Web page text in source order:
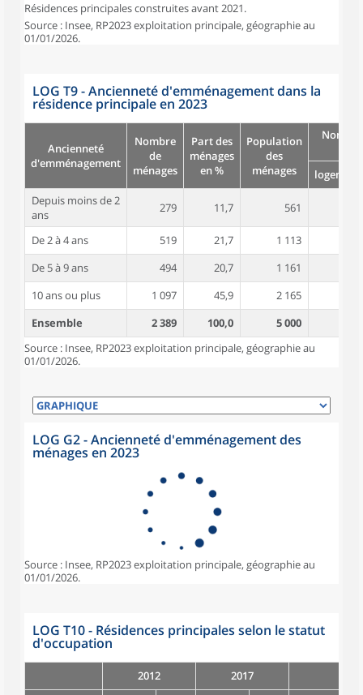
Résidences principales construites avant 2021.
Source : Insee, RP2023 exploitation principale, géographie au
01/01/2026.
LOG T9 - Ancienneté d'emménagement dans la
résidence principale en 2023
Ancienneté
d'emménagement
Nombre
de
ménages
Part des
ménages
en %
Population
des
ménages
logement
Depuis moins de 2
ans
279 11,7 561
De 2 à 4 ans 519 21,7 1 113
De 5 à 9 ans
494 20,7 1 161
10 ans ou plus
1 097 45,9 2 165
Ensemble
2 389 100,0 5 000
Source : Insee, RP2023 exploitation principale, géographie au
01/01/2026.
LOG G2 - Ancienneté d'emménagement des
ménages en 2023
Source : Insee, RP2023 exploitation principale, géographie au
01/01/2026.
LOG T10 - Résidences principales selon le statut
d'occupation
2012 2017